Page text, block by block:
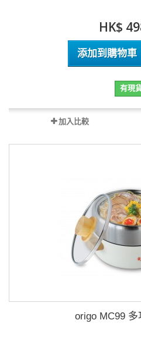
HK$
添加到購物車
有現
加入比較
origo MC99